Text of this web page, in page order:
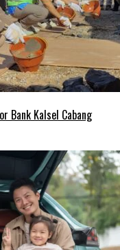
Bank Kalsel Cabang